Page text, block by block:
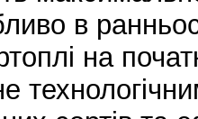
в
на